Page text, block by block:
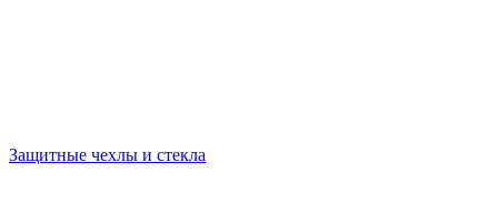
Защитные чехлы и стекла